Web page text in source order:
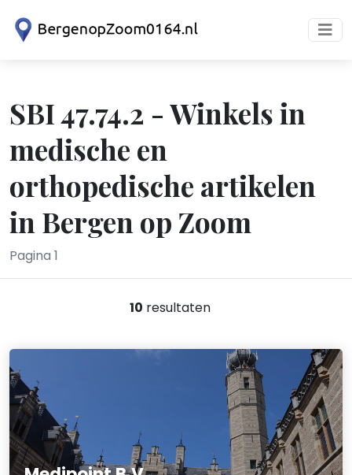
SBI 47.74.2 - Winkels in
medische en
orthopedische artikelen
in Bergen op Zoom
Pagina 1
10 resultaten